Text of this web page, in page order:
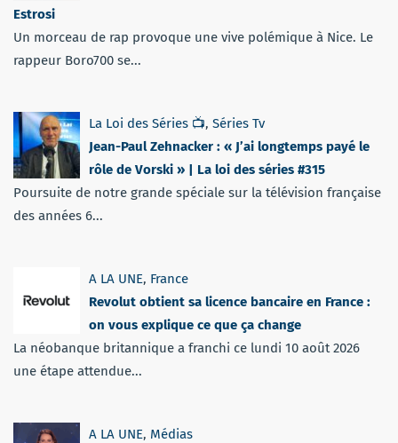
Estrosi
Un morceau de rap provoque une vive polémique à Nice. Le
rappeur Boro700 se...
La Loi des Séries 📺, Séries Tv
Jean-Paul Zehnacker : « J’ai longtemps payé le
rôle de Vorski » | La loi des séries #315
Poursuite de notre grande spéciale sur la télévision française
des années 6...
A LA UNE, France
Revolut obtient sa licence bancaire en France :
on vous explique ce que ça change
La néobanque britannique a franchi ce lundi 10 août 2026
une étape attendue...
A LA UNE, Médias